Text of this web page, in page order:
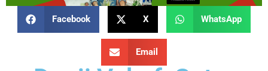
Facebook X WhatsApp
Email